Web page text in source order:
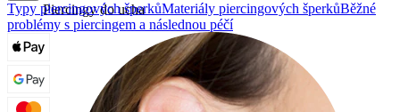
Piercingy do ucha
Typy piercingových šperkůMateriály piercingových šperkůBěžné
problémy s piercingem a následnou péčí